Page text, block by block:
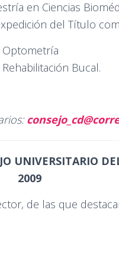
en Ciencias
del Título
Optometría
Bucal.
UNIVERSITARIO
2009
de las que